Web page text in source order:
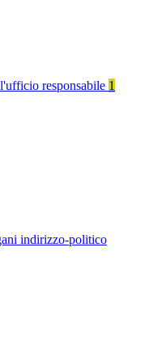
responsabile 1
indirizzo-politico